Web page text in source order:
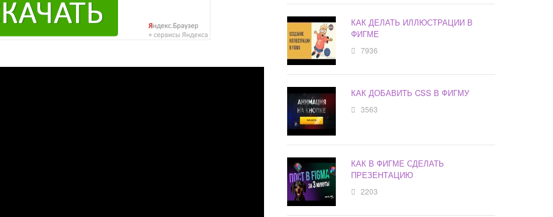
КАК ДЕЛАТЬ ИЛЛЮСТРАЦИИ В
ФИГМЕ
7936
КАК ДОБАВИТЬ CSS В ФИГМУ
3563
КАК В ФИГМЕ СДЕЛАТЬ
ПРЕЗЕНТАЦИЮ
2203